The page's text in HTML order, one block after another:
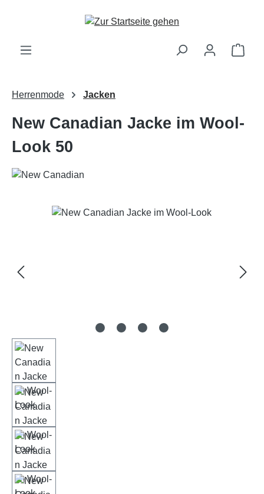
Zum Hauptinhalt springen
Herrenmode Jacken
New Canadian Jacke im Wool-
Look 50
Bildergalerie überspringen